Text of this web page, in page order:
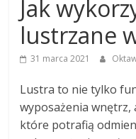
Jak
lustrzane
31 marca 2021
Lustra to nie tylko
wyposażenia wnętrz,
które potrafią